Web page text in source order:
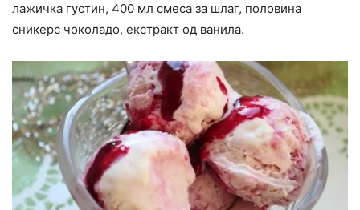
лажичка густин, 400 мл смеса за шлаг, половина
сникерс чоколадо, екстракт од ванила.